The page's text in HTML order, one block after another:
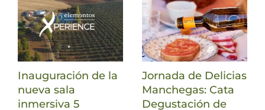
Inauguración de la
nueva sala
inmersiva 5
Jornada de Delicias
Manchegas: Cata
Degustación de